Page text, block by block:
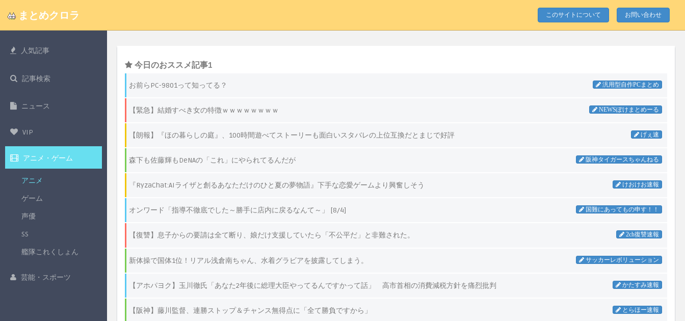
まとめクロラ このサイトについて お問い合わせ
人気記事
記事検索
ニュース
VIP
アニメ・ゲーム
アニメ
ゲーム
声優
SS
艦隊これくしょん
芸能・スポーツ